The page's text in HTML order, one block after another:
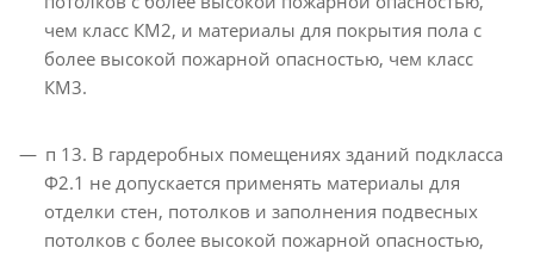
чем класс КМ2, и материалы для покрытия пола с
более высокой пожарной опасностью, чем класс
КМ3.
п 13. В гардеробных помещениях зданий подкласса
Ф2.1 не допускается применять материалы для
отделки стен, потолков и заполнения подвесных
потолков с более высокой пожарной опасностью,